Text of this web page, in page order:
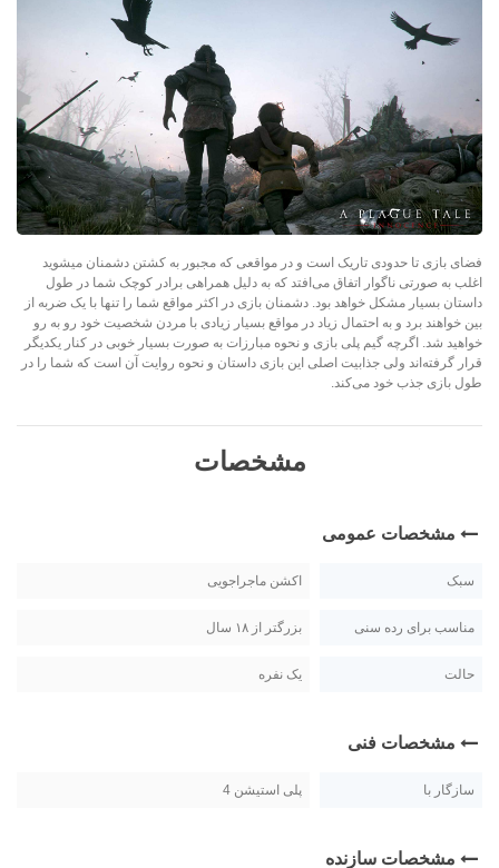
فضای بازی تا حدودی تاریک است و در مواقعی که مجبور به کشتن دشمنان میشوید
اغلب به صورتی ناگوار اتفاق ‌می‌افتد که به دلیل همراهی برادر کوچک شما در طول
داستان بسیار مشکل خواهد بود. دشمنان بازی در اکثر مواقع شما را تنها با یک ضربه از
بین خواهند برد و به احتمال زیاد در مواقع بسیار زیادی با مردن شخصیت خود رو به رو
خواهید شد. اگرچه گیم پلی بازی و نحوه مبارزات به صورت بسیار خوبی در کنار یکدیگر
قرار گرفته‌اند ولی جذابیت اصلی این بازی داستان و نحوه روایت آن است که شما را در
طول بازی جذب خود می‌کند.
مشخصات
مشخصات عمومی
سبک اکشن ماجراجویی
مناسب برای رده سنی بزرگتر از ۱۸ سال
حالت یک نفره
مشخصات فنی
سازگار با پلی استیشن 4
مشخصات سازنده